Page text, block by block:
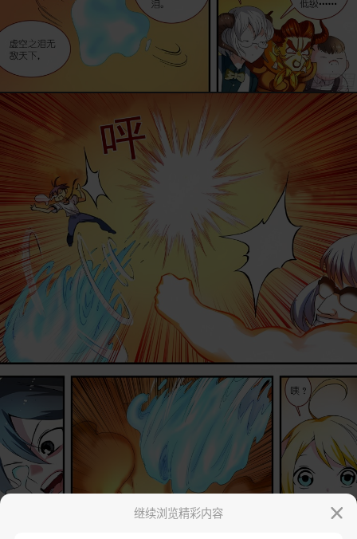
继续浏览精彩内容